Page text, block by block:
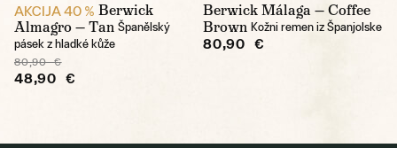
AKCIJA 40 % Berwick
Almagro — Tan Španělský
pásek z hladké kůže
80,90 €
48,90 €
Berwick Málaga — Coffee
Brown Kožni remen iz Španjolske
80,90 €